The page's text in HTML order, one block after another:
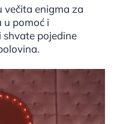
večita enigma za
u pomoć i
pojedine